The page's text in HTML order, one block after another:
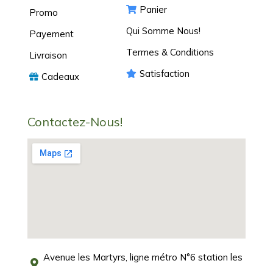
Promo
Payement
Livraison
Cadeaux
Panier
Qui Somme Nous!
Termes & Conditions
Satisfaction
Contactez-Nous!
Avenue les Martyrs, ligne métro N°6 station les